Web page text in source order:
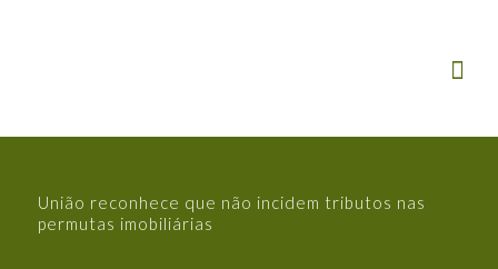
União reconhece que não incidem tributos nas
permutas imobiliárias